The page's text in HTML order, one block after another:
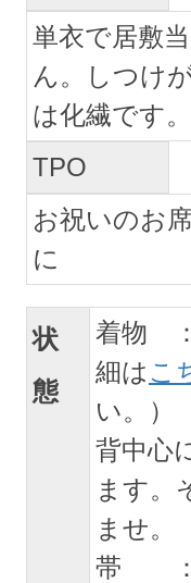
単衣で居敷
ん。しつけ
は化繊です。
TPO
お祝いのお
に
状
態
着物
細は こ
い。）
背中心
ます。
ませ。
帯 ：